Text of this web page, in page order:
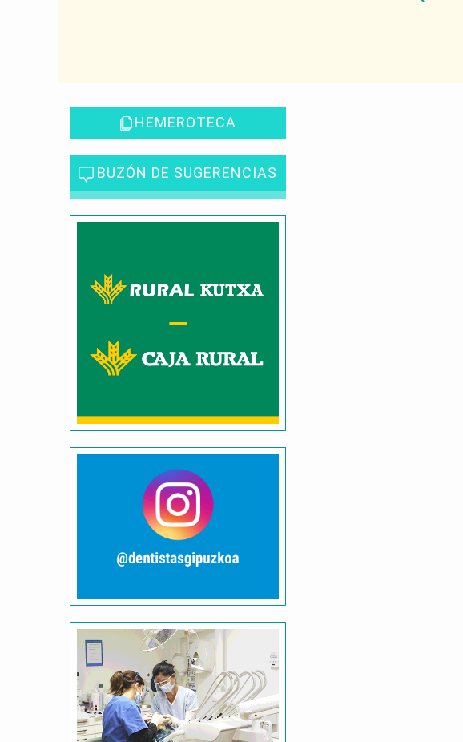
HEMEROTECA
BUZÓN DE SUGERENCIAS